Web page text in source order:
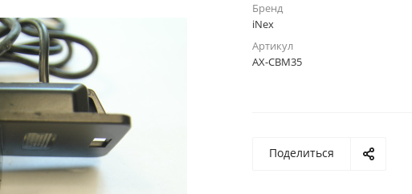
Бренд
iNex
Артикул
AX-CBM35
Поделиться